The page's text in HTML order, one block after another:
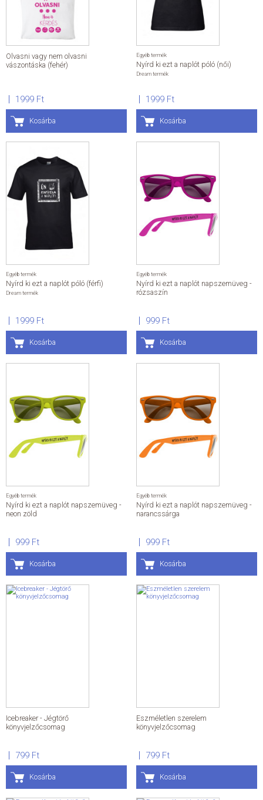
Olvasni vagy nem olvasni
vászontáska (fehér)
1999 Ft
Kosárba
Egyéb termék
Nyírd ki ezt a naplót póló (női)
Dream termék
1999 Ft
Kosárba
Egyéb termék
Nyírd ki ezt a naplót póló (férfi)
Dream termék
1999 Ft
Kosárba
Egyéb termék
Nyírd ki ezt a naplót napszemüveg -
rózsaszín
999 Ft
Kosárba
Egyéb termék
Nyírd ki ezt a naplót napszemüveg -
neon zöld
999 Ft
Kosárba
Egyéb termék
Nyírd ki ezt a naplót napszemüveg -
narancssárga
999 Ft
Kosárba
Icebreaker - Jégtörő
könyvjelzőcsomag
799 Ft
Kosárba
Eszméletlen szerelem
könyvjelzőcsomag
799 Ft
Kosárba